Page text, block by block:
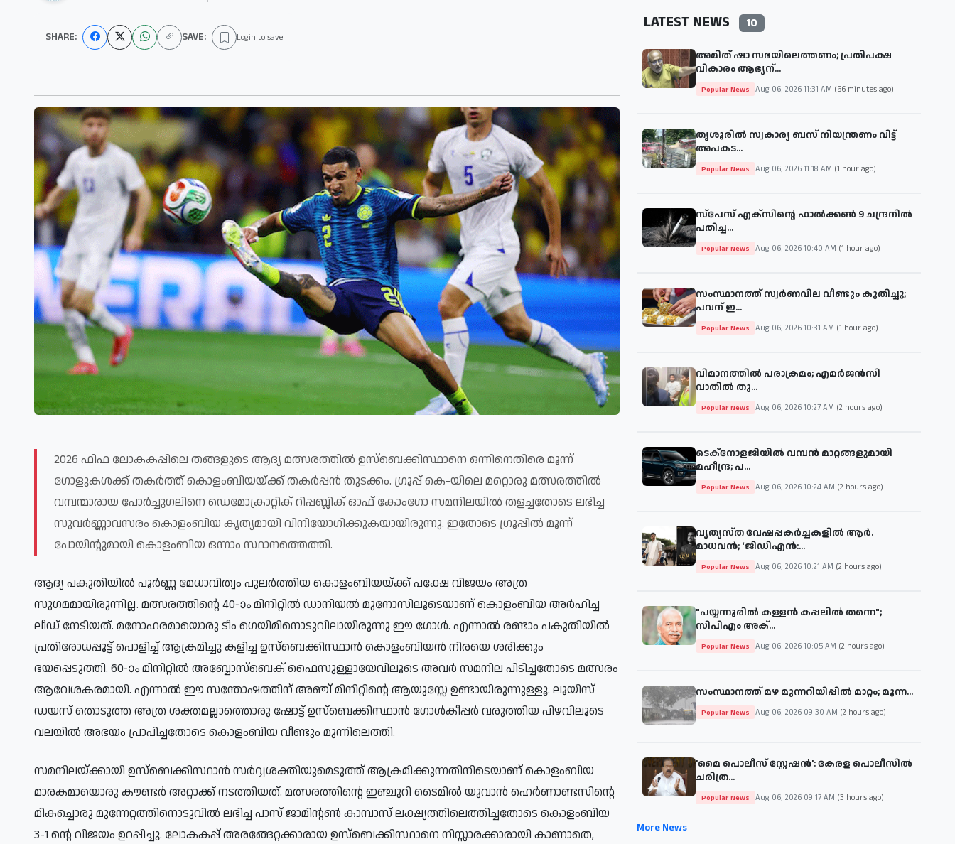
SHARE: SAVE: Login to save
2026 ഫിഫ ലോകകപ്പിലെ തങ്ങളുടെ ആദ്യ മത്സരത്തിൽ ഉസ്ബെക്കിസ്ഥാനെ ഒന്നിനെതിരെ മൂന്ന്
ഗോളുകൾക്ക് തകർത്ത് കൊളംബിയയ്ക്ക് തകർപ്പൻ തുടക്കം. ഗ്രൂപ്പ് കെ-യിലെ മറ്റൊരു മത്സരത്തിൽ
വമ്പന്മാരായ പോർച്ചുഗലിനെ ഡെമോക്രാറ്റിക് റിപ്പബ്ലിക് ഓഫ് കോംഗോ സമനിലയിൽ തളച്ചതോടെ ലഭിച്ച
സുവർണ്ണാവസരം കൊളംബിയ കൃത്യമായി വിനിയോഗിക്കുകയായിരുന്നു. ഇതോടെ ഗ്രൂപ്പിൽ മൂന്ന്
പോയിന്റുമായി കൊളംബിയ ഒന്നാം സ്ഥാനത്തെത്തി.
ആദ്യ പകുതിയിൽ പൂർണ്ണ മേധാവിത്വം പുലർത്തിയ കൊളംബിയയ്ക്ക് പക്ഷേ വിജയം അത്ര
സുഗമമായിരുന്നില്ല. മത്സരത്തിന്റെ 40-ാം മിനിറ്റിൽ ഡാനിയൽ മുനോസിലൂടെയാണ് കൊളംബിയ അർഹിച്ച
ലീഡ് നേടിയത്. മനോഹരമായൊരു ടീം ഗെയിമിനൊടുവിലായിരുന്നു ഈ ഗോൾ. എന്നാൽ രണ്ടാം പകുതിയിൽ
പ്രതിരോധപ്പൂട്ട് പൊളിച്ച് ആക്രമിച്ചു കളിച്ച ഉസ്ബെക്കിസ്ഥാൻ കൊളംബിയൻ നിരയെ ശരിക്കും
ഭയപ്പെടുത്തി. 60-ാം മിനിറ്റിൽ അബ്ബോസ്ബെക് ഫൈസുള്ളായേവിലൂടെ അവർ സമനില പിടിച്ചതോടെ മത്സരം
ആവേശകരമായി. എന്നാൽ ഈ സന്തോഷത്തിന് അഞ്ച് മിനിറ്റിന്റെ ആയുസ്സേ ഉണ്ടായിരുന്നുള്ളൂ. ലൂയിസ്
ഡയസ് തൊടുത്ത അത്ര ശക്തമല്ലാത്തൊരു ഷോട്ട് ഉസ്ബെക്കിസ്ഥാൻ ഗോൾകീപ്പർ വരുത്തിയ പിഴവിലൂടെ
വലയിൽ അഭയം പ്രാപിച്ചതോടെ കൊളംബിയ വീണ്ടും മുന്നിലെത്തി.
സമനിലയ്ക്കായി ഉസ്ബെക്കിസ്ഥാൻ സർവ്വശക്തിയുമെടുത്ത് ആക്രമിക്കുന്നതിനിടെയാണ് കൊളംബിയ
മാരകമായൊരു കൗണ്ടർ അറ്റാക്ക് നടത്തിയത്. മത്സരത്തിന്റെ ഇഞ്ചുറി ടൈമിൽ യുവാൻ ഹെർണാണ്ടസിന്റെ
മികച്ചൊരു മുന്നേറ്റത്തിനൊടുവിൽ ലഭിച്ച പാസ് ജാമിന്റൺ കാമ്പാസ് ലക്ഷ്യത്തിലെത്തിച്ചതോടെ കൊളംബിയ
3-1 ന്റെ വിജയം ഉറപ്പിച്ചു. ലോകകപ്പ് അരങ്ങേറ്റക്കാരായ ഉസ്ബെക്കിസ്ഥാനെ നിസ്സാരക്കാരായി കാണാതെ,
LATEST NEWS 10
അമിത് ഷാ സഭയിലെത്തണം; പ്രതിപക്ഷ
വികാരം ആഭ്യന്...
Popular News Aug 06, 2026 11:31 AM (56 minutes ago)
തൃശൂരില്‍ സ്വകാര്യ ബസ് നിയന്ത്രണം വിട്ട്
അപകട...
Popular News Aug 06, 2026 11:18 AM (1 hour ago)
സ്‌പേസ് എക്‌സിന്റെ ഫാൽക്കൺ 9 ചന്ദ്രനിൽ
പതിച്ച...
Popular News Aug 06, 2026 10:40 AM (1 hour ago)
സംസ്ഥാനത്ത് സ്വർണവില വീണ്ടും കുതിച്ചു;
പവന് ഇ...
Popular News Aug 06, 2026 10:31 AM (1 hour ago)
വിമാനത്തില്‍ പരാക്രമം; എമര്‍ജന്‍സി
വാതില്‍ തു...
Popular News Aug 06, 2026 10:27 AM (2 hours ago)
ടെക്നോളജിയിൽ വമ്പൻ മാറ്റങ്ങളുമായി
മഹീന്ദ്ര; പ...
Popular News Aug 06, 2026 10:24 AM (2 hours ago)
വ്യത്യസ്ത വേഷപ്പകർച്ചകളിൽ ആർ.
മാധവൻ; ‘ജിഡിഎൻ:...
Popular News Aug 06, 2026 10:21 AM (2 hours ago)
"പയ്യന്നൂരിൽ കള്ളൻ കപ്പലിൽ തന്നെ";
സിപിഎം അക്...
Popular News Aug 06, 2026 10:05 AM (2 hours ago)
സംസ്ഥാനത്ത് മഴ മുന്നറിയിപ്പില്‍ മാറ്റം; മൂന്ന...
Popular News Aug 06, 2026 09:30 AM (2 hours ago)
'മൈ പൊലീസ് സ്റ്റേഷന്‍': കേരള പൊലീസില്‍
ചരിത്ര...
Popular News Aug 06, 2026 09:17 AM (3 hours ago)
More News